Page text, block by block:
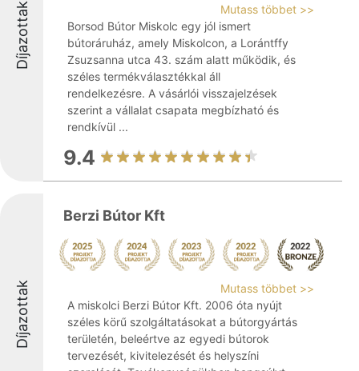
Díjazottak
Mutass többet >>
Borsod Bútor Miskolc egy jól ismert
bútoráruház, amely Miskolcon, a Lorántffy
Zsuzsanna utca 43. szám alatt működik, és
széles termékválasztékkal áll
rendelkezésre. A vásárlói visszajelzések
szerint a vállalat csapata megbízható és
rendkívül ...
9.4
Díjazottak
Berzi Bútor Kft
Mutass többet >>
A miskolci Berzi Bútor Kft. 2006 óta nyújt
széles körű szolgáltatásokat a bútorgyártás
területén, beleértve az egyedi bútorok
tervezését, kivitelezését és helyszíni